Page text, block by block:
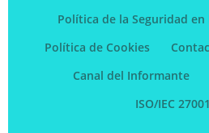
Política de la Seguridad
Política de Cookies
Canal del Informante
ISO/IEC 27001